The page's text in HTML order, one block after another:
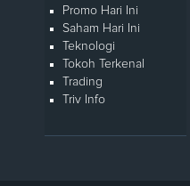
Promo Hari Ini
Saham Hari Ini
Teknologi
Tokoh Terkenal
Trading
Triv Info